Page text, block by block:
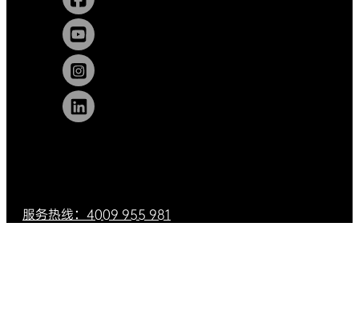
服务热线：4009 955 981